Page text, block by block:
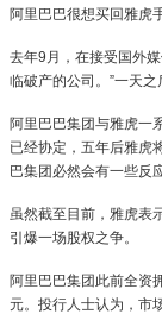
阿里巴巴很想买回雅虎
去年9月，在接受国外
临破产的公司。”一天
阿里巴巴集团与雅虎一
已经协定，五年后雅虎
巴集团必然会有一些反应
虽然截至目前，雅虎表
引爆一场股权之争。
阿里巴巴集团此前全资
元。投行人士认为，市